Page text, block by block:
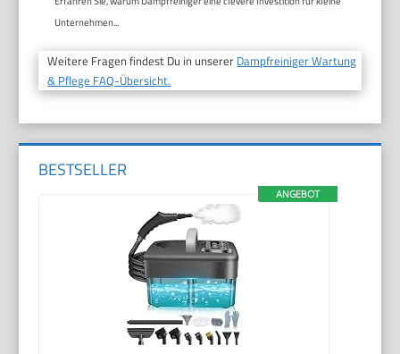
Unternehmen...
Weitere Fragen findest Du in unserer Dampfreiniger Wartung
& Pflege FAQ-Übersicht.
BESTSELLER
ANGEBOT